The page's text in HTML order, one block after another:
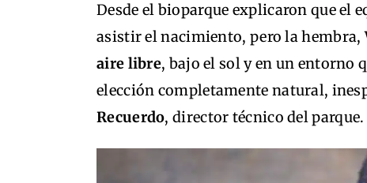
Desde el bioparque explicaron que el
asistir el nacimiento, pero la hembra,
aire libre, bajo el sol y en un entorno
elección completamente natural,
Recuerdo, director técnico del parque.